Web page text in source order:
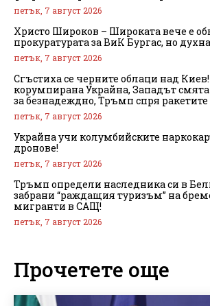
петък, 7 август 2026
Христо Широков – Широката вече е
прокуратурата за ВиК Бургас, но
петък, 7 август 2026
Сгъстиха се черните облаци над
корумпирана Украйна, Западът
за безнадеждно, Тръмп спря
петък, 7 август 2026
Украйна учи колумбийските
дронове!
петък, 7 август 2026
Тръмп определи наследника си в
забрани “раждащия туризъм” на
мигранти в САЩ!
петък, 7 август 2026
Прочетете още